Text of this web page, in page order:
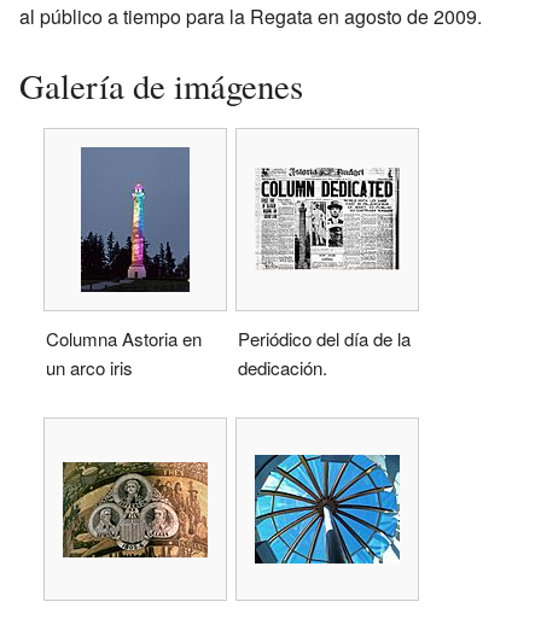
al público a tiempo para la Regata en agosto de 2009.
Galería de imágenes
Columna Astoria en
un arco iris
Periódico del día de la
dedicación.